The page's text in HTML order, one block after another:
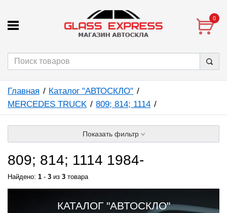
0
Главная
Каталог "АВТОСКЛО"
MERCEDES TRUCK
809; 814; 1114
Показать фильтр
809; 814; 1114 1984-
Найдено: 1 - 3 из 3 товара
КАТАЛОГ "АВТОСКЛО"